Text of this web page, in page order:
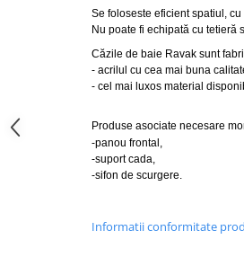
Capace WC softclose
Capace WC clasice
Capace bideuri
Se foloseste eficient spatiul,
Nu poate fi echipată cu tetieră
Căzile de baie Ravak sunt
- acrilul cu cea mai buna
- cel mai luxos material
Produse asociate necesare
-panou frontal,
-suport cada,
-sifon de scurgere.
Informatii conformitate